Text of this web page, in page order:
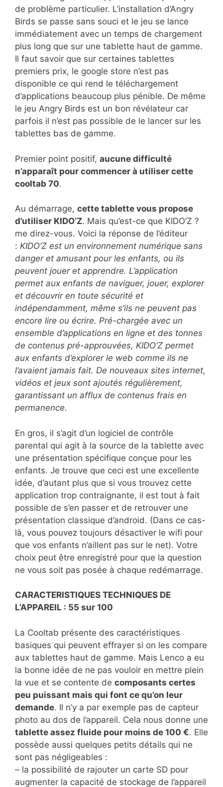
de problème particulier. L’installation d’Angry
Birds se passe sans souci et le jeu se lance
immédiatement avec un temps de chargement
plus long que sur une tablette haut de gamme.
Il faut savoir que sur certaines tablettes
premiers prix, le google store n’est pas
disponible ce qui rend le téléchargement
d’applications beaucoup plus pénible. De même
le jeu Angry Birds est un bon révélateur car
parfois il n’est pas possible de le lancer sur les
tablettes bas de gamme.
Premier point positif, aucune difficulté
n’apparaît pour commencer à utiliser cette
cooltab 70.
Au démarrage, cette tablette vous propose
d’utiliser KIDO’Z. Mais qu’est-ce que KIDO’Z ?
me direz-vous. Voici la réponse de l’éditeur
: KIDO’Z est un environnement numérique sans
danger et amusant pour les enfants, ou ils
peuvent jouer et apprendre. L’application
permet aux enfants de naviguer, jouer, explorer
et découvrir en toute sécurité et
indépendamment, même s’ils ne peuvent pas
encore lire ou écrire. Pré-chargée avec un
ensemble d’applications en ligne et des tonnes
de contenus pré-approuvées, KIDO’Z permet
aux enfants d’explorer le web comme ils ne
l’avaient jamais fait. De nouveaux sites internet,
vidéos et jeux sont ajoutés régulièrement,
garantissant un afflux de contenus frais en
permanence.
En gros, il s’agit d’un logiciel de contrôle
parental qui agit à la source de la tablette avec
une présentation spécifique conçue pour les
enfants. Je trouve que ceci est une excellente
idée, d’autant plus que si vous trouvez cette
application trop contraignante, il est tout à fait
possible de s’en passer et de retrouver une
présentation classique d’android. (Dans ce cas-
là, vous pouvez toujours désactiver le wifi pour
que vos enfants n’aillent pas sur le net). Votre
choix peut être enregistré pour que la question
ne vous soit pas posée à chaque redémarrage.
CARACTERISTIQUES TECHNIQUES DE
L’APPAREIL : 55 sur 100
La Cooltab présente des caractéristiques
basiques qui peuvent effrayer si on les compare
aux tablettes haut de gamme. Mais Lenco a eu
la bonne idée de ne pas vouloir en mettre plein
la vue et se contente de composants certes
peu puissant mais qui font ce qu’on leur
demande. Il n’y a par exemple pas de capteur
photo au dos de l’appareil. Cela nous donne une
tablette assez fluide pour moins de 100 €. Elle
possède aussi quelques petits détails qui ne
sont pas négligeables :
– la possibilité de rajouter un carte SD pour
augmenter la capacité de stockage de l’appareil